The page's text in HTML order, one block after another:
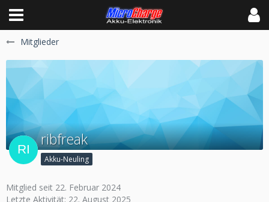
Mitglieder
ribfreak
Akku-Neuling
Mitglied seit 22. Februar 2024
Letzte Aktivität: 22. August 2025